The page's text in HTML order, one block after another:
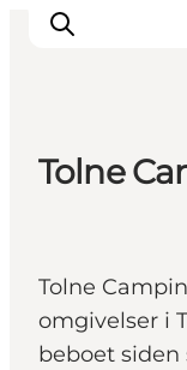
Events
Planlegg
Tolne
Tolne
omgivelser i
beboet siden